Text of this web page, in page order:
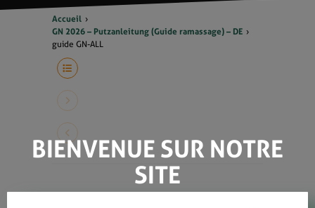
Accueil
GN 2026 – Putzanleitung (Guide ramassage) – DE
guide GN-ALL
BIENVENUE SUR NOTRE
SITE